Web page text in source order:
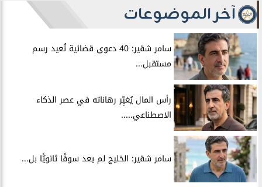
آخر الموضوعات
سامر شقير: 40 دعوى قضائية تُعيد رسم
مستقبل...
رأس المال يُغيِّر رهاناته في عصر الذكاء
الاصطناعي.....
سامر شقير: الخليج لم يعد سوقًا ثانويًّا بل...